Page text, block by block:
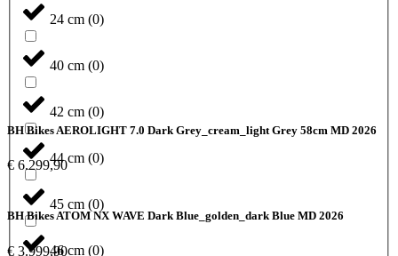
24 cm (0)
40 cm (0)
42 cm (0)
44 cm (0)
45 cm (0)
46 cm (0)
BH Bikes AEROLIGHT 7.0 Dark Grey_cream_light Grey 58cm MD 2026
€ 6.299,90
BH Bikes ATOM NX WAVE Dark Blue_golden_dark Blue MD 2026
€ 3.999,90